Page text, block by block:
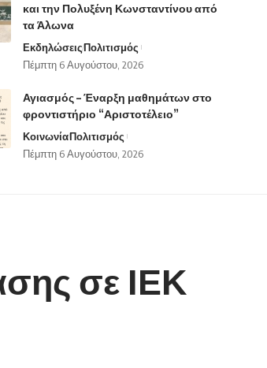
και την Πολυξένη Κωνσταντίνου από
τα Άλωνα
ΕκδηλώσειςΠολιτισμός
Πέμπτη 6 Αυγούστου, 2026
Αγιασμός – Έναρξη μαθημάτων στο
φροντιστήριο “Αριστοτέλειο”
ΚοινωνίαΠολιτισμός
Πέμπτη 6 Αυγούστου, 2026
σε ΙΕΚ